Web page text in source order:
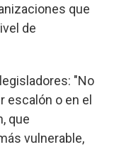
que
de
"No
escalón o en el
que
vulnerable,